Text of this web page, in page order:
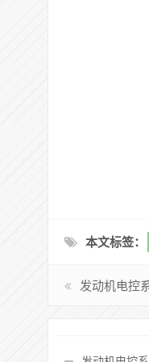
本文标签：
发动机电控